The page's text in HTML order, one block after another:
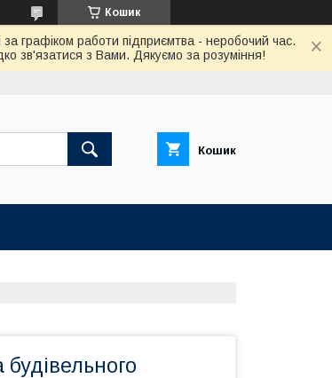
Кошик
графіком работи підприємтва - неробочий час.
зв'язатися з Вами. Дякуємо за розуміння!
Кошик